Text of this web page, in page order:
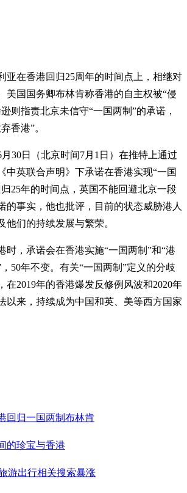
亚在香港回归25周年的时间点上，相继对
美国国务卿布林肯称香港的自主权被“侵
则指责北京未信守“一国两制”的承诺，
香港”。
30日（北京时间7月1日）在推特上通过
中英联合声明》下承诺在香港实现“一国
25年的时间点，英国不能回避北京一段
的事实，他也批评，目前的状态威胁港人
他们的持续发展与繁荣。
时，承诺会在香港实施“一国两制”和“港
50年不变。有关“一国两制”定义的分歧
在2019年的香港爆发反修例风波和2020年
以来，持续成为中国和英、美等西方国家
回归一国两制 布林肯
的珍宝与香港
游出行相关搜索暴涨